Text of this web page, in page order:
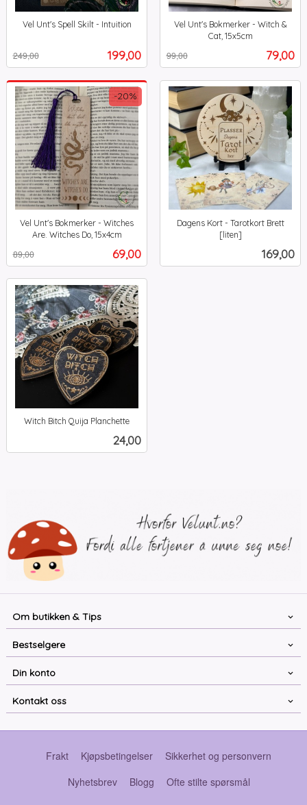
Vel Unt's Spell Skilt - Intuition
Tilbud
199,00
249,00
Vel Unt's Bokmerker - Witch &
Cat, 15x5cm
Tilbud
79,00
99,00
mva.
Vel Unt's Bokmerker - Witches
Are. Witches Do, 15x4cm
Tilbud
69,00
89,00
-20%
mva.
Dagens Kort - Tarotkort Brett
[liten]
Pris
169,00
Witch Bitch Quija Planchette
Pris
24,00
Om butikken & Tips
Bestselgere
Din konto
Kontakt oss
Frakt Kjøpsbetingelser
Sikkerhet og personvern
Nyhetsbrev
Blogg Ofte stilte spørsmål